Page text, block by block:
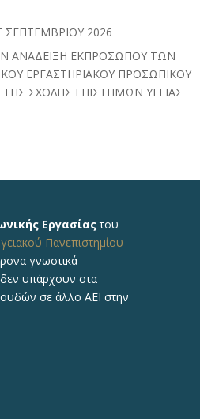
2026
ΑΝΑΔΕΙΞΗ ΕΚΠΡΟΣΩΠΟΥ ΤΩΝ
ΕΡΓΑΣΤΗΡΙΑΚΟΥ ΠΡΟΣΩΠΙΚΟΥ
ΣΧΟΛΗΣ ΕΠΙΣΤΗΜΩΝ ΥΓΕΙΑΣ
Εργασίαςτου
Πανεπιστημίου
γνωστικά
δεν υπάρχουν στα
σε άλλο ΑΕΙ στην